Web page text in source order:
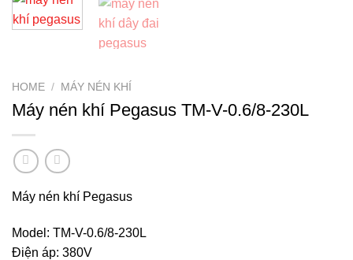
HOME / MÁY NÉN KHÍ
Máy nén khí Pegasus TM-V-0.6/8-230L
Máy nén khí Pegasus
Model: TM-V-0.6/8-230L
Điện áp: 380V